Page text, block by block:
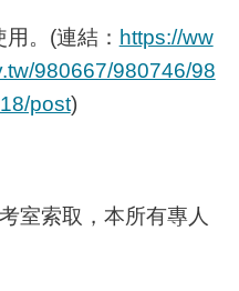
。(連結： https://ww
980667/980746/98
post)
室索取，本所有專人